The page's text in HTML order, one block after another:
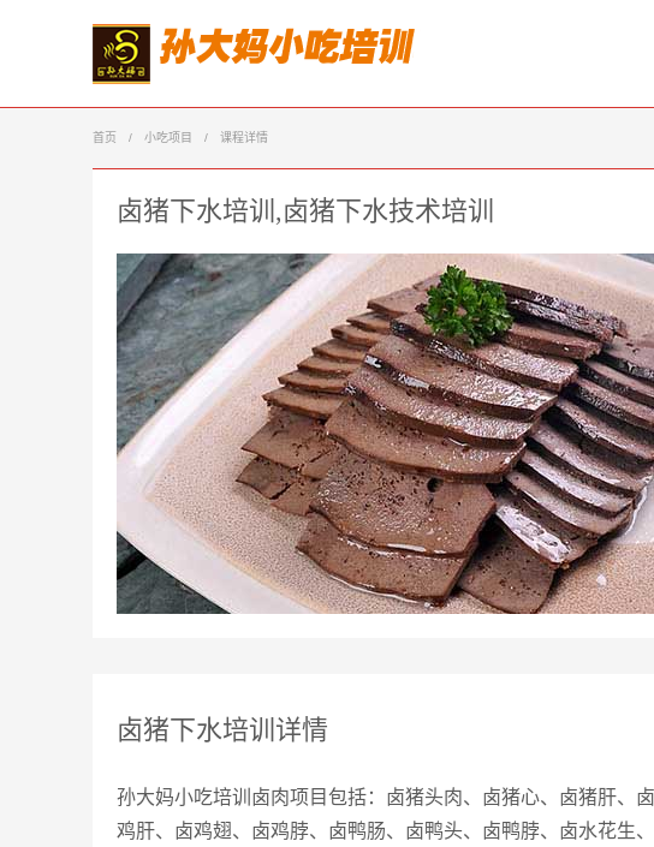
首页 / 小吃项目 / 课程详情
卤猪下水培训,卤猪下水技术培训
卤猪下水培训详情
孙大妈小吃培训卤肉项目包括：卤猪头肉、卤猪心、卤猪肝、
鸡肝、卤鸡翅、卤鸡脖、卤鸭肠、卤鸭头、卤鸭脖、卤水花生